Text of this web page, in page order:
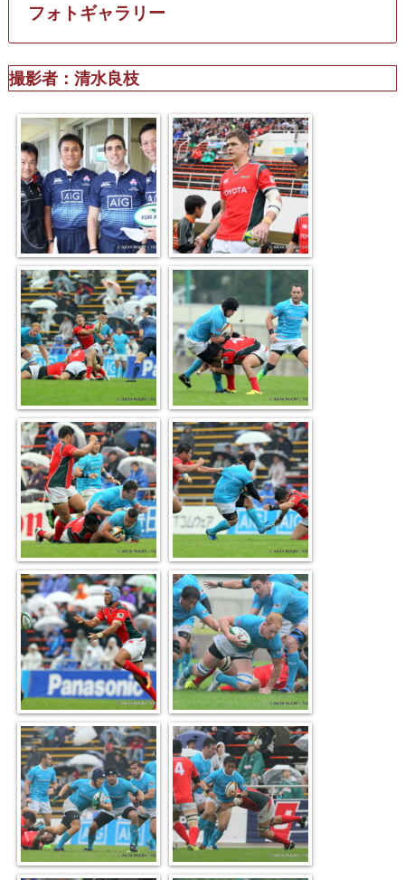
フォトギャラリー
撮影者：清水良枝